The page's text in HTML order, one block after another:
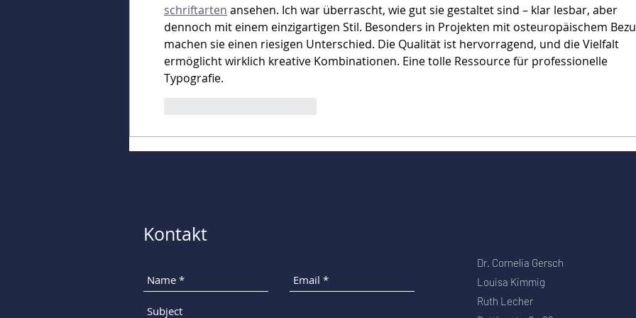
schriftarten ansehen. Ich war überrascht, wie gut sie gestaltet sind – klar lesbar, aber
dennoch mit einem einzigartigen Stil. Besonders in Projekten mit osteuropäischem
machen sie einen riesigen Unterschied. Die Qualität ist hervorragend, und die Vielfalt
ermöglicht wirklich kreative Kombinationen. Eine tolle Ressource für professionelle
Typografie.
Kontakt
Dr. Cornelia Gersch
Louisa Kimmig
Ruth Lecher